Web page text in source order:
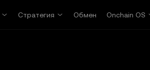
Стратегия Обмен Onchain OS